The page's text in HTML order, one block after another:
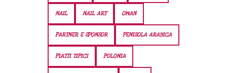
NAIL NAIL ART OMAN
PARTNER E SPONSOR PENISOLA ARABICA
PIATTI TIPICI POLONIA